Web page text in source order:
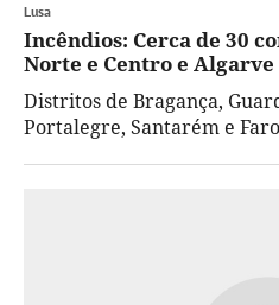
Lusa
Incêndios: Cerca de 30
Norte e Centro e
Distritos de Bragança,
Portalegre, Santarém e